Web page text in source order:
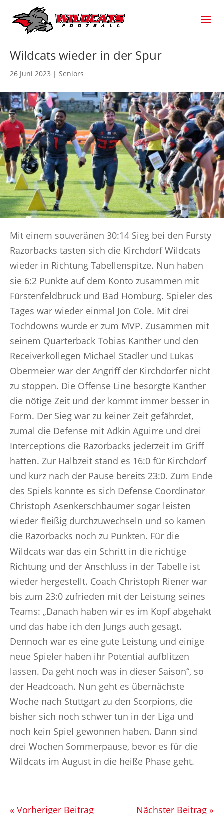
Wildcats wieder in der Spur
26 Juni 2023 | Seniors
Mit einem souveränen 30:14 Sieg bei den Fursty
Razorbacks tasten sich die Kirchdorf Wildcats
wieder in Richtung Tabellenspitze. Nun haben
sie 6:2 Punkte auf dem Konto zusammen mit
Fürstenfeldbruck und Bad Homburg. Spieler des
Tages war wieder einmal Jon Cole. Mit drei
Tochdowns wurde er zum MVP. Zusammen mit
seinem Quarterback Tobias Kanther und den
Receiverkollegen Michael Stadler und Lukas
Obermeier war der Angriff der Kirchdorfer nicht
zu stoppen. Die Offense Line besorgte Kanther
die nötige Zeit und der kommt immer besser in
Form. Der Sieg war zu keiner Zeit gefährdet,
zumal die Defense mit Adkin Aguirre und drei
Interceptions die Razorbacks jederzeit im Griff
hatten. Zur Halbzeit stand es 16:0 für Kirchdorf
und kurz nach der Pause bereits 23:0. Zum Ende
des Spiels konnte es sich Defense Coordinator
Christoph Asenkerschbaumer sogar leisten
wieder fleißig durchzuwechseln und so kamen
die Razorbacks noch zu Punkten. Für die
Wildcats war das ein Schritt in die richtige
Richtung und der Anschluss in der Tabelle ist
wieder hergestellt. Coach Christoph Riener war
bis zum 23:0 zufrieden mit der Leistung seines
Teams: „Danach haben wir es im Kopf abgehakt
und das habe ich den Jungs auch gesagt.
Dennoch war es eine gute Leistung und einige
neue Spieler haben ihr Potential aufblitzen
lassen. Da geht noch was in dieser Saison“, so
der Headcoach. Nun geht es übernächste
Woche nach Stuttgart zu den Scorpions, die
bisher sich noch schwer tun in der Liga und
noch kein Spiel gewonnen haben. Dann sind
drei Wochen Sommerpause, bevor es für die
Wildcats im August in die heiße Phase geht.
« Vorheriger Beitrag Nächster Beitrag »